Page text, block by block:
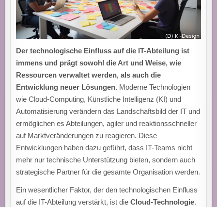
Der technologische Einfluss auf die IT-Abteilung ist
immens und prägt sowohl die Art und Weise, wie
Ressourcen verwaltet werden, als auch die
Entwicklung neuer Lösungen. Moderne Technologien
wie Cloud-Computing, Künstliche Intelligenz (KI) und
Automatisierung verändern das Landschaftsbild der IT und
ermöglichen es Abteilungen, agiler und reaktionsschneller
auf Marktveränderungen zu reagieren. Diese
Entwicklungen haben dazu geführt, dass IT-Teams nicht
mehr nur technische Unterstützung bieten, sondern auch
strategische Partner für die gesamte Organisation werden.
Ein wesentlicher Faktor, der den technologischen Einfluss
auf die IT-Abteilung verstärkt, ist dieCloud-Technologie.